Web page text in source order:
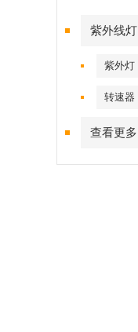
紫外线灯
紫外灯
转速器
查看更多